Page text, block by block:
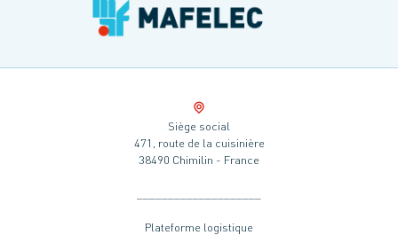
Siège social
471, route de la cuisinière
38490 Chimilin - France
Plateforme logistique